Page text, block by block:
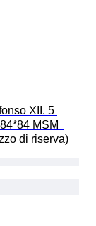
XII. 5
MSM
di riserva)